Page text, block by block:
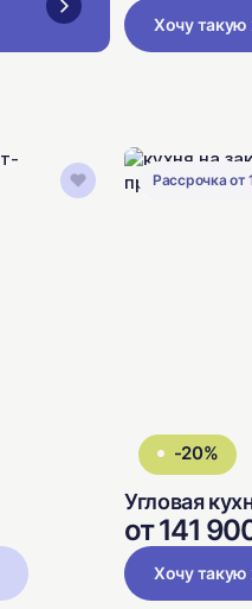
Хочу
Рассрочка от
-20%
Угловая
от 141
Хочу